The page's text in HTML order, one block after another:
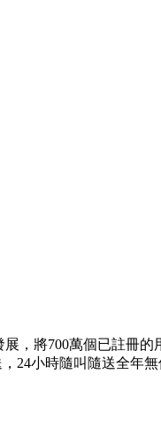
，將700萬個已註冊
24小時隨叫隨送全年無